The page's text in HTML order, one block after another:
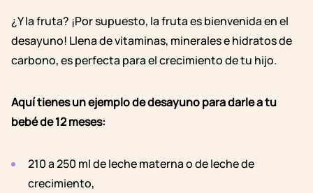
¿Y la fruta? ¡Por supuesto, la fruta es bienvenida en el
desayuno! Llena de vitaminas, minerales e hidratos de
carbono, es perfecta parael crecimiento de tu hijo.
Aquí tienes un ejemplo de desayuno para darle a tu
bebé de 12 meses:
210 a 250 ml de leche materna o de leche de
crecimiento,